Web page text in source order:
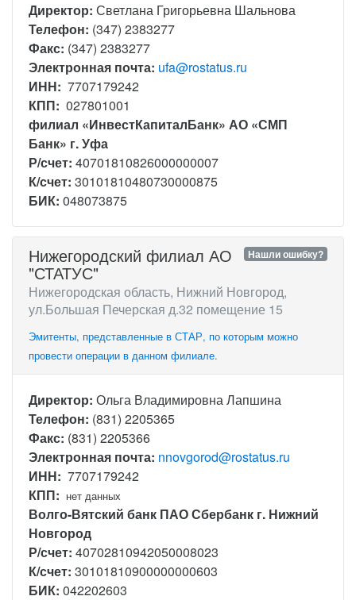
Директор: Светлана Григорьевна Шальнова
Телефон: (347) 2383277
Факс: (347) 2383277
Электронная почта: ufa@rostatus.ru
ИНН: 7707179242
КПП: 027801001
филиал «ИнвестКапиталБанк» АО «СМП
Банк» г. Уфа
Р/счет: 40701810826000000007
К/счет: 30101810480730000875
БИК: 048073875
Нашли ошибку?
Нижегородский филиал АО
"СТАТУС"
Нижегородская область, Нижний Новгород,
ул.Большая Печерская д.32 помещение 15
Эмитенты, представленные в СТАР, по которым можно
провести операции в данном филиале.
Директор: Ольга Владимировна Лапшина
Телефон: (831) 2205365
Факс: (831) 2205366
Электронная почта: nnovgorod@rostatus.ru
ИНН: 7707179242
КПП: нет данных
Волго-Вятский банк ПАО Сбербанк г. Нижний
Новгород
Р/счет: 40702810942050008023
К/счет: 30101810900000000603
БИК: 042202603